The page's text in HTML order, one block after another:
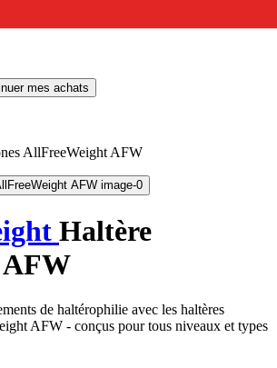
mes achats
AllFreeWeight AFW
Haltère
AFW
de haltérophilie avec les haltères
AFW - conçus pour tous niveaux et types